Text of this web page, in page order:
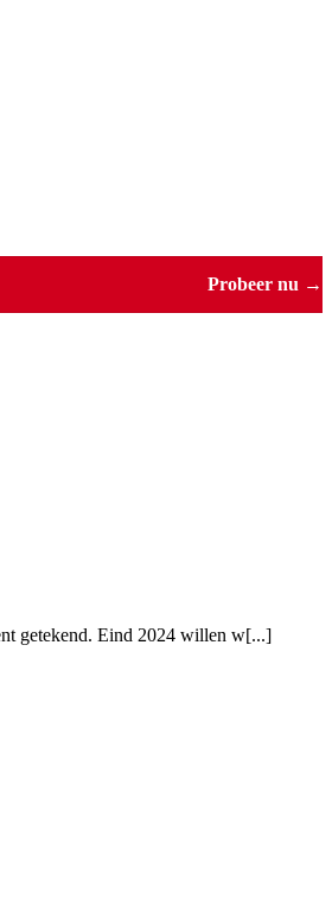
Probeer nu →
getekend. Eind 2024 willen w[...]